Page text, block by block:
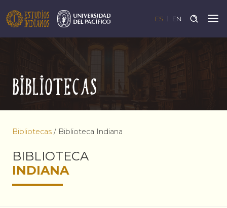
ES EN
Bibliotecas
Bibliotecas / Biblioteca Indiana
BIBLIOTECA
INDIANA